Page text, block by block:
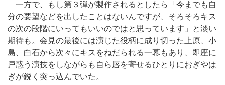
一方で、もし第３弾が製作されるとしたら「今までも自
分の要望などを出したことはないんですが、そろそろキス
の次の段階にいってもいいのではと思っています」と淡い
期待も。会見の最後には演じた役柄に成り切った上原、小
島、白石から次々にキスをねだられる一幕もあり、即座に
戸惑う演技をしながらも自ら唇を寄せるひとりにおぎやは
ぎが鋭く突っ込んでいた。